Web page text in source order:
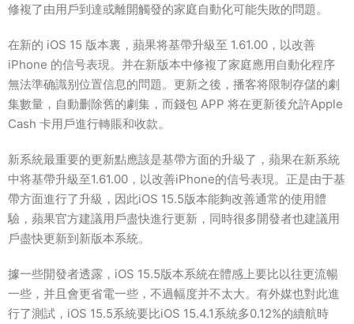
修複了由用戶到達或離開觸發的家庭自動化可能失敗的問題。
在新的 iOS 15 版本裏，蘋果将基帶升級至 1.61.00，以改善
iPhone 的信号表現。并在新版本中修複了家庭應用自動化程序
無法準确識别位置信息的問題。更新之後，播客将限制存儲的劇
集數量，自動删除舊的劇集，而錢包 APP 将在更新後允許Apple
Cash 卡用戶進行轉賬和收款。
新系統最重要的更新點應該是基帶方面的升級了，蘋果在新系統
中将基帶升級至1.61.00，以改善iPhone的信号表現。正是由于基
帶方面進行了升級，因此iOS 15.5版本能夠改善通常的使用體
驗，蘋果官方建議用戶盡快進行更新，同時很多開發者也建議用
戶盡快更新到新版本系統。
據一些開發者透露，iOS 15.5版本系統在體感上要比以往更流暢
一些，并且會更省電一些，不過幅度并不太大。有外媒也對此進
行了測試，iOS 15.5系統要比iOS 15.4.1系統多0.12%的續航時